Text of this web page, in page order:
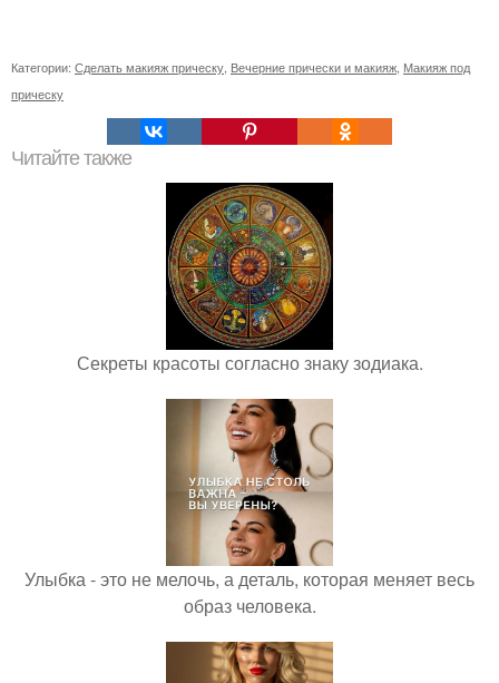
Категории: Сделать макияж прическу Вечерние прически и макияж Макияж под
прическу
Читайте также
Секреты красоты согласно знаку зодиака.
Улыбка - это не мелочь, а деталь, которая меняет весь
образ человека.